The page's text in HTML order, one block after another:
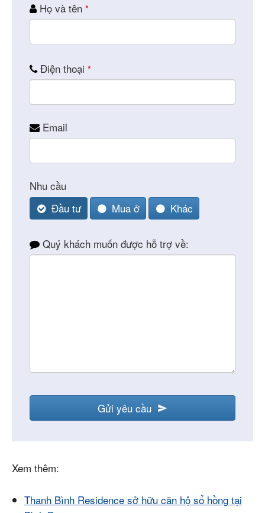
Họ và tên *
Điện thoại *
Email
Nhu cầu
Đầu tư
Mua ở Khác
Quý khách muốn được hỗ trợ về:
Gửi yêu cầu
Xem thêm:
Thanh Bình Residence sở hữu căn hộ sổ hồng tại